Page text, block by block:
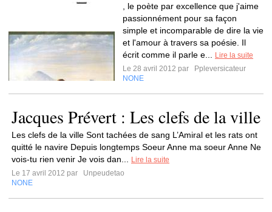
, le poète par excellence que j'aime
passionnément pour sa façon
simple et incomparable de dire la vie
et l'amour à travers sa poésie. Il
écrit comme il parle e...
Lire la suite
Le 28 avril 2012 par
Ppleversicateur
NONE
Jacques Prévert : Les clefs de la ville
Les clefs de la ville Sont tachées de sang L’Amiral et les rats ont
quitté le navire Depuis longtemps Soeur Anne ma soeur Anne Ne
vois-tu rien venir Je vois dan...
Lire la suite
Le 17 avril 2012 par
Unpeudetao
NONE